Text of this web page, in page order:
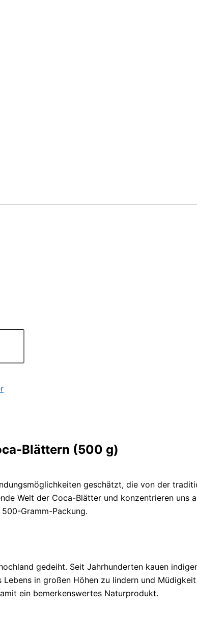
Blättern (500 g)
geschätzt, die von der
Welt der Coca-Blätter und konzentrieren uns
Gramm-Packung.
gedeiht. Seit Jahrhunderten kauen
in großen Höhen zu lindern und
ein bemerkenswertes Naturprodukt.